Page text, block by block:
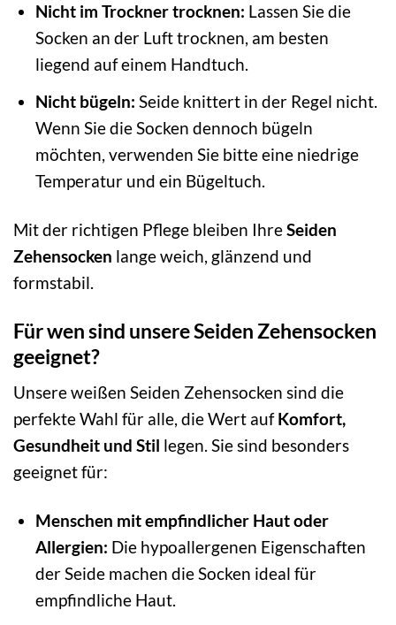
Nicht im Trockner trocknen: Lassen Sie die
Socken an der Luft trocknen, am besten
liegend auf einem Handtuch.
Nicht bügeln: Seide knittert in der Regel nicht.
Wenn Sie die Socken dennoch bügeln
möchten, verwenden Sie bitte eine niedrige
Temperatur und ein Bügeltuch.
Mit der richtigen Pflege bleiben IhreSeiden
Zehensocken lange weich, glänzend und
formstabil.
Für wen sind unsere Seiden Zehensocken
geeignet?
Unsere weißen Seiden Zehensocken sind die
perfekte Wahl für alle, die Wert aufKomfort,
Gesundheit und Stil legen. Sie sind besonders
geeignet für:
Menschen mit empfindlicher Haut oder
Allergien: Die hypoallergenen Eigenschaften
der Seide machen die Socken ideal für
empfindliche Haut.